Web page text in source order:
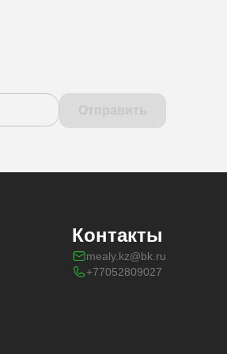
Контакты
mealy.kz@bk.ru
+77052809027